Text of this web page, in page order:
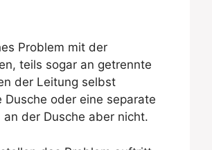
Problem mit der
teils sogar an getrennte
der Leitung selbst
oder eine separate
der Dusche aber nicht.